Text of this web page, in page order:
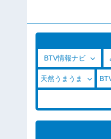
BTV情報ナビ
天然うまうま